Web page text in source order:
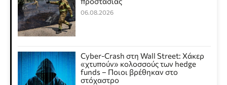
06.08.2026
Cyber-Crash στη Wall Street: Χάκερ
«χτυπούν» κολοσσούς των hedge
funds – Ποιοι βρέθηκαν στο
στόχαστρο